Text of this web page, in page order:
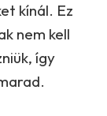
kínál. Ez
nem kell
így